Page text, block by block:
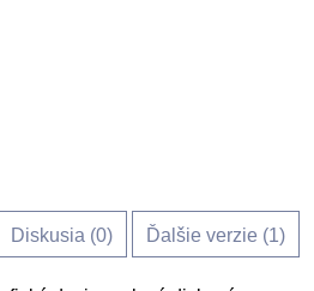
Diskusia (0) Ďalšie verzie (1)